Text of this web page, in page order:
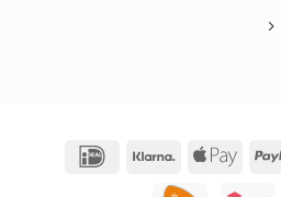
IDeal Klarna
Apple